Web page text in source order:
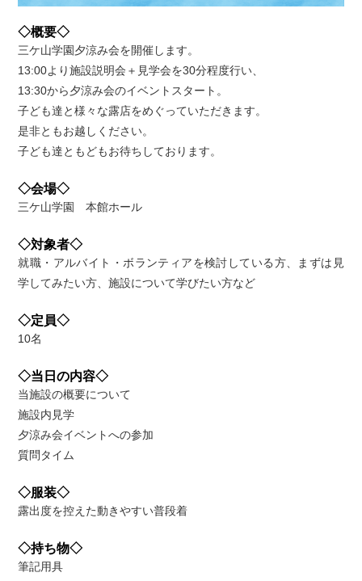
◇概要◇
三ケ山学園夕涼み会を開催します。
13:00より施設説明会＋見学会を30分程度行い、
13:30から夕涼み会のイベントスタート。
子ども達と様々な露店をめぐっていただきます。
是非ともお越しください。
子ども達ともどもお待ちしております。
◇会場◇
三ケ山学園 本館ホール
◇対象者◇
就職・アルバイト・ボランティアを検討している方、まずは見
学してみたい方、施設について学びたい方など
◇定員◇
10名
◇当日の内容◇
当施設の概要について
施設内見学
夕涼み会イベントへの参加
質問タイム
◇服装◇
露出度を控えた動きやすい普段着
◇持ち物◇
筆記用具